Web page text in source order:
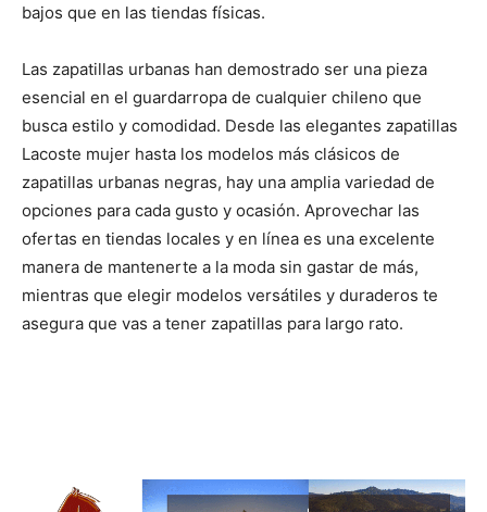
bajos que en las tiendas físicas.
Las zapatillas urbanas han demostrado ser una pieza
esencial en el guardarropa de cualquier chileno que
busca estilo y comodidad. Desde las elegantes zapatillas
Lacoste mujer hasta los modelos más clásicos de
zapatillas urbanas negras, hay una amplia variedad de
opciones para cada gusto y ocasión. Aprovechar las
ofertas en tiendas locales y en línea es una excelente
manera de mantenerte a la moda sin gastar de más,
mientras que elegir modelos versátiles y duraderos te
asegura que vas a tener zapatillas para largo rato.